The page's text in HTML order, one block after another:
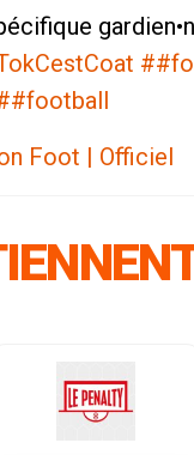
Foot | Officiel